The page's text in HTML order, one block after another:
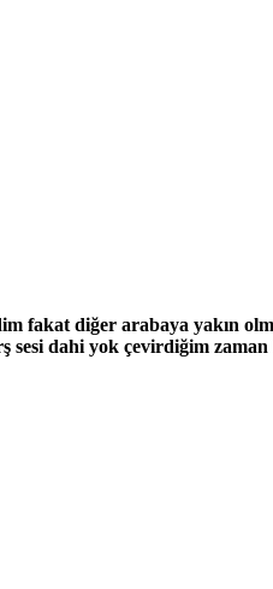
fakat diğer arabaya yakın
sesi dahi yok çevirdiğim